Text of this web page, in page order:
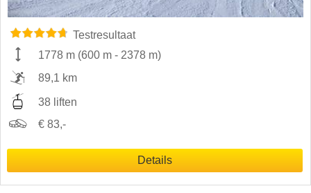
Testresultaat
1778 m (600 m - 2378 m)
89,1 km
38 liften
€ 83,-
Details